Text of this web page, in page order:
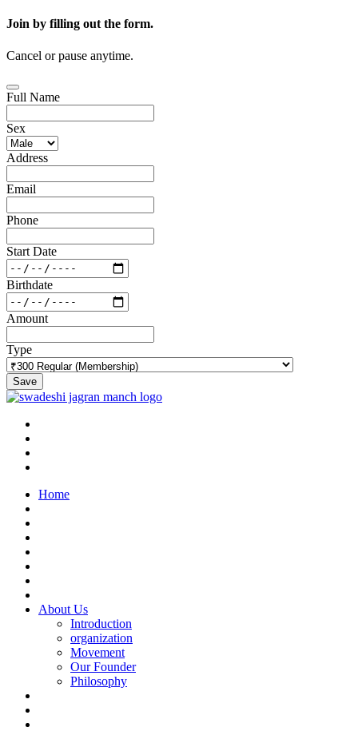
Join by filling out the form.
Cancel or pause anytime.
Full Name
Sex
Address
Email
Phone
Start Date
Birthdate
Amount
Type
Save
Home
About Us
Introduction
organization
Movement
Our Founder
Philosophy